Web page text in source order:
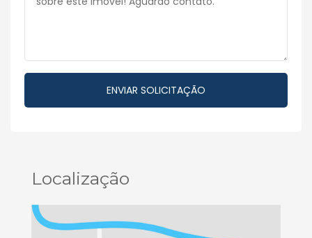
Localização